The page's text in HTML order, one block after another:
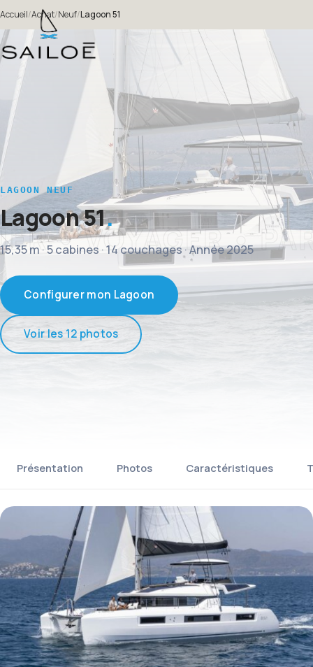
Accueil/Achat/Neuf/Lagoon 51
LAGOON NEUF
Lagoon 51
15,35 m · 5 cabines · 14 couchages · Année 2025
Configurer mon Lagoon
Voir les 12 photos
Présentation Photos Caractéristiques